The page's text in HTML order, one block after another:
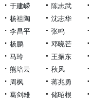
于建嵘
陈志武
杨祖陶
沈志华
李昌平
张鸣
杨鹏
邓晓芒
马玲
王振东
熊培云
秋风
周枫
蒋兆勇
葛剑雄
储昭根